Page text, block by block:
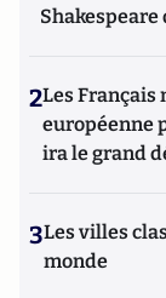
Shakespeare
2Les Français
européenne
ira le grand
3Les villes
monde